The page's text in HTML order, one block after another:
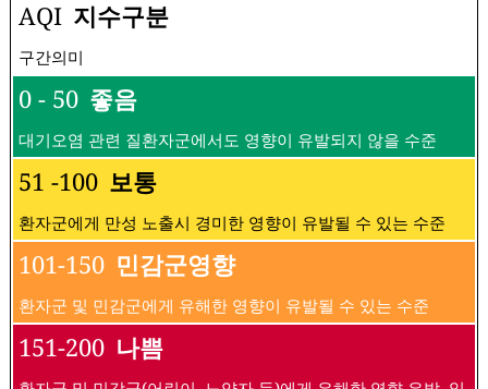
AQI 지수구분
구간의미
0 - 50 좋음
대기오염 관련 질환자군에서도 영향이 유발되지 않을 수준
51 -100 보통
환자군에게 만성 노출시 경미한 영향이 유발될 수 있는 수준
101-150 민감군영향
환자군 및 민감군에게 유해한 영향이 유발될 수 있는 수준
151-200 나쁨